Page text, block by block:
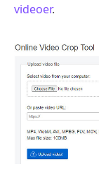
videoer.